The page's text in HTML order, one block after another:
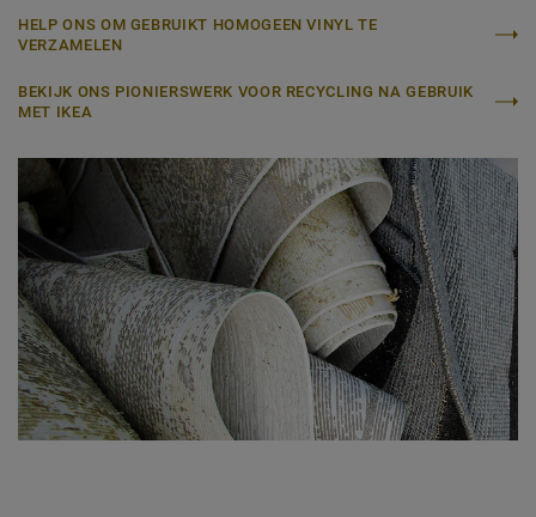
HELP ONS OM GEBRUIKT HOMOGEEN VINYL TE
VERZAMELEN
BEKIJK ONS PIONIERSWERK VOOR RECYCLING NA GEBRUIK
MET IKEA